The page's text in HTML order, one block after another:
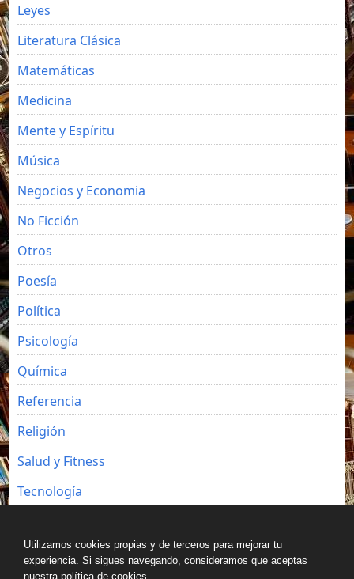
Leyes
Literatura Clásica
Matemáticas
Medicina
Mente y Espíritu
Música
Negocios y Economia
No Ficción
Otros
Poesía
Política
Psicología
Química
Referencia
Religión
Salud y Fitness
Tecnología
Utilizamos cookies propias y de terceros para mejorar tu
experiencia. Si sigues navegando, consideramos que aceptas
nuestra política de cookies